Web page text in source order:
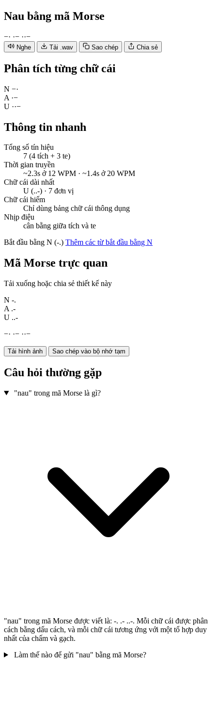
Nau bằng mã Morse
−· ·− ··−
Nghe Tải .wav Sao chép Chia sẻ
Phân tích từng chữ cái
N −·
A ·−
U ··−
Thông tin nhanh
Tổng số tín hiệu
7 (4 tích + 3 te)
Thời gian truyền
~2.3s ở 12 WPM · ~1.4s ở 20 WPM
Chữ cái dài nhất
U (..-) · 7 đơn vị
Chữ cái hiếm
Chỉ dùng bảng chữ cái thông dụng
Nhịp điệu
cân bằng giữa tích và te
Bắt đầu bằng N (-.) Thêm các từ bắt đầu bằng N
Mã Morse trực quan
Tải xuống hoặc chia sẻ thiết kế này
N -.
A .-
U ..-
−· ·− ··−
Tải hình ảnh Sao chép vào bộ nhớ tạm
Câu hỏi thường gặp
"nau" trong mã Morse là gì?
"nau" trong mã Morse được viết là: -. .- ..-. Mỗi chữ cái được phân
cách bằng dấu cách, và mỗi chữ cái tương ứng với một tổ hợp duy
nhất của chấm và gạch.
Làm thế nào để gửi "nau" bằng mã Morse?